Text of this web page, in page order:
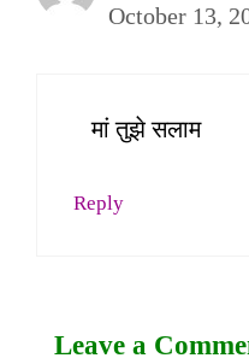
October 13,
मां तुझे सलाम
Reply
Leave a